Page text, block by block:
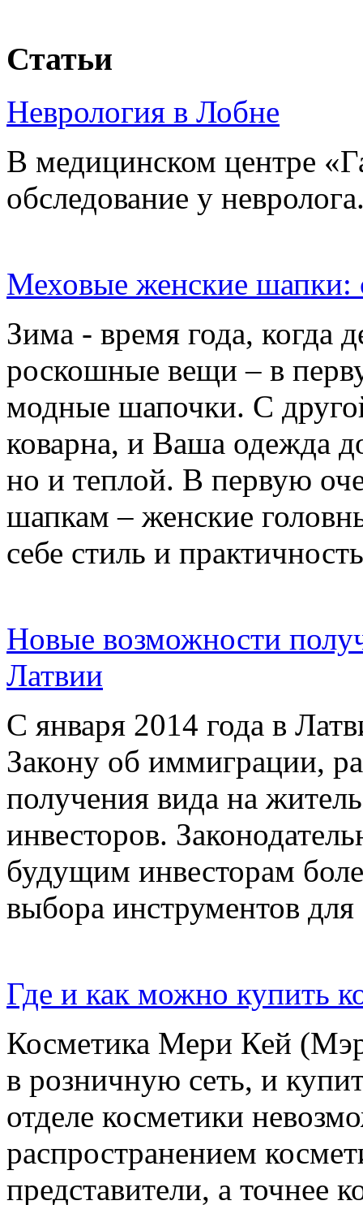
Статьи
Неврология в Лобне
В медицинском центре
обследование у
Меховые женские шапки:
Зима - время года, когда
роскошные вещи – в
модные шапочки. С
коварна, и Ваша одежда
но и теплой. В первую
шапкам – женские
себе стиль и
Новые возможности
Латвии
С января 2014 года в
Закону об иммиграции,
получения вида на
инвесторов.
будущим инвесторам
выбора инструментов
Где и как можно купить
Косметика Мери Кей
в розничную сеть, и
отделе косметики
распространением
представители, а точнее